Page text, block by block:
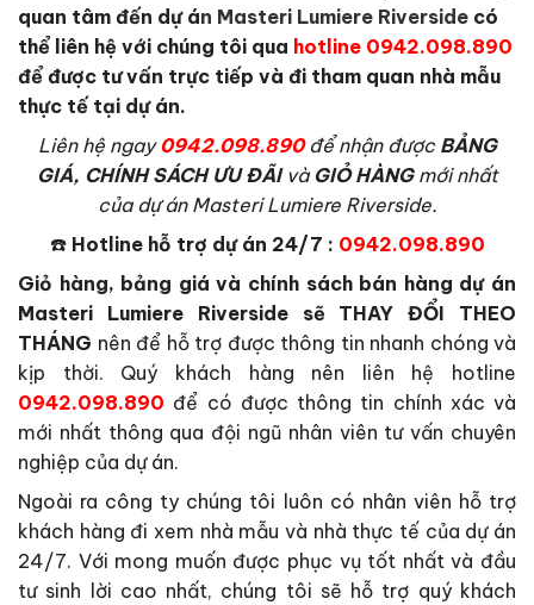
quan tâm đến dự án Masteri Lumiere Riverside có
thể liên hệ với chúng tôi qua hotline 0942.098.890
để được tư vấn trực tiếp và đi tham quan nhà mẫu
thực tế tại dự án.
Liên hệ ngay 0942.098.890để nhận được BẢNG
GIÁ, CHÍNH SÁCH ƯU ĐÃIvàGIỎ HÀNGmới nhất
của dự án Masteri Lumiere Riverside.
☎️Hotline hỗ trợ dự án 24/7 : 0942.098.890
Giỏ hàng, bảng giá và chính sách bán hàng dự án
Masteri Lumiere Riverside sẽ THAY ĐỔI THEO
THÁNG nên để hỗ trợ được thông tin nhanh chóng và
kịp thời. Quý khách hàng nên liên hệ hotline
0942.098.890 để có được thông tin chính xác và
mới nhất thông qua đội ngũ nhân viên tư vấn chuyên
nghiệp của dự án.
Ngoài ra công ty chúng tôi luôn có nhân viên hỗ trợ
khách hàng đi xem nhà mẫu và nhà thực tế của dự án
24/7. Với mong muốn được phục vụ tốt nhất và đầu
tư sinh lời cao nhất, chúng tôi sẽ hỗ trợ quý khách